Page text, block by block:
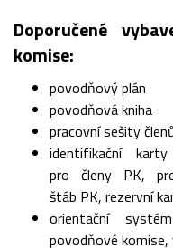
Doporučené
komise:
povodňový plán
povodňová kniha
pracovní sešity
identifikační
pro členy PK,
štáb PK, rezervní
orientační
povodňové